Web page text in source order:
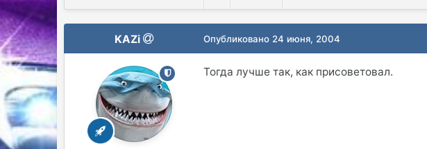
KAZi Опубликовано 24 июня, 2004
Тогда лучше так, как присоветовал.